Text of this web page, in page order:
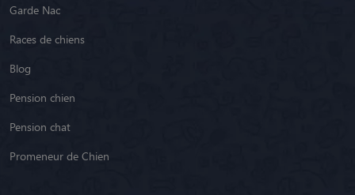
Garde Nac
Races de chiens
Blog
Pension chien
Pension chat
Promeneur de Chien